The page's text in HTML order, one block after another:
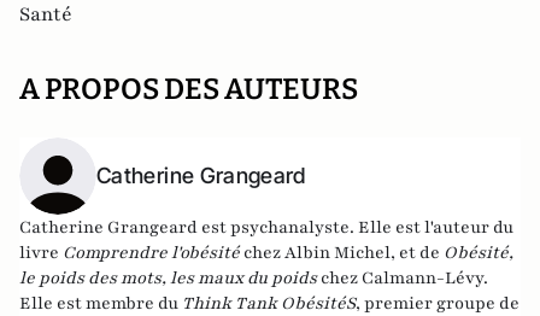
Santé
A PROPOS DES AUTEURS
Catherine Grangeard
Catherine Grangeard est psychanalyste. Elle est l'auteur du
livre Comprendre l'obésitéchez Albin Michel, et de Obésité,
le poids des mots, les maux du poids chez Calmann-Lévy.
Elle est membre du Think Tank ObésitéS, premier groupe de